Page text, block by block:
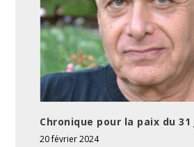
Chronique pour la paix du 31
20 février 2024